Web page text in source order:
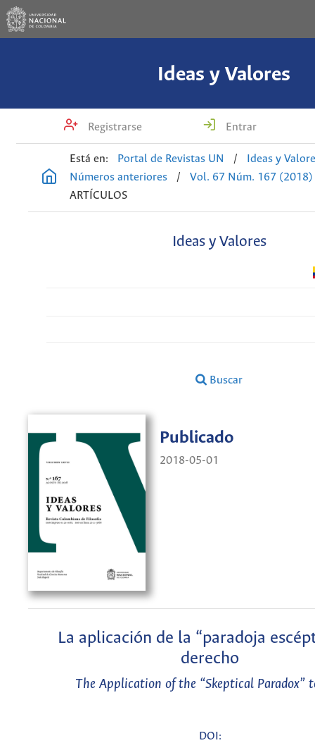
Ideas y Valores
Registrarse Entrar
Está en: Portal de Revistas UN /
Ideas y
Números anteriores
/
Vol. 67 Núm. 167 (2018)
ARTÍCULOS
Ideas y Valores
Buscar
Publicado
2018-05-01
La aplicación de la “paradoja
derecho
The Application of the “Skeptical Paradox”
DOI: